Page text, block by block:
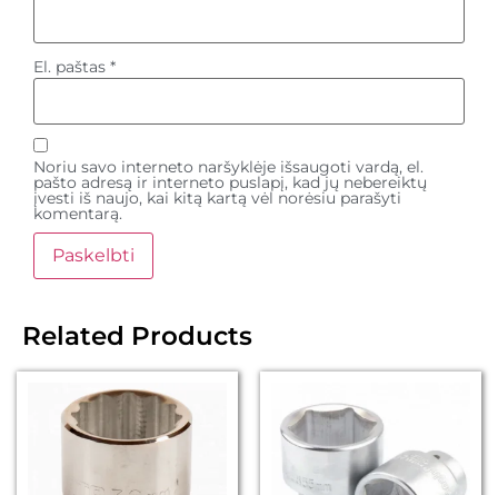
El. paštas *
Noriu savo interneto naršyklėje išsaugoti vardą, el.
pašto adresą ir interneto puslapį, kad jų nebereiktų
įvesti iš naujo, kai kitą kartą vėl norėsiu parašyti
komentarą.
Related Products